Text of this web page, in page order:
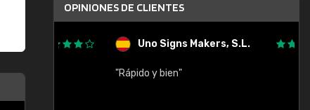
OPINIONES DE CLIENTES
Uno Signs Makers, S.L.
"Rápido y bien"